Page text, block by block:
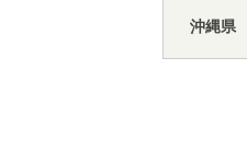
沖縄県